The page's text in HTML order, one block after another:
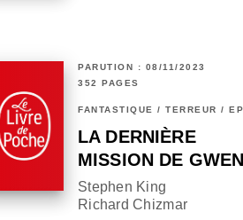
PARUTION : 08/11/2023
352 PAGES
FANTASTIQUE / TERREUR /
LA DERNIÈRE
MISSION DE
Stephen King
Richard Chizmar